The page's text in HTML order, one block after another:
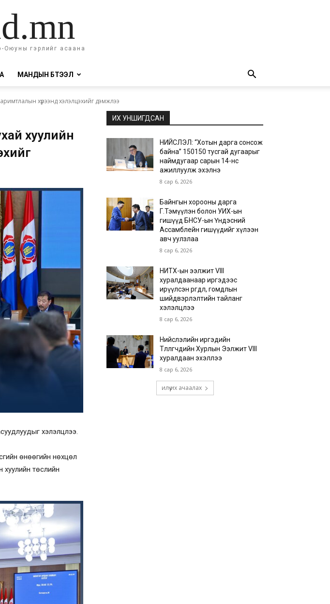
Оюуны гэрлийг асаана
МАНДЫН БҮТЭЭЛ
хүрээнд хэлэлцэхийг дэмжлээ
хуулийн
хэлэлцлээ.
өнөөгийн нөхцөл
хуулийн төслийн
ИХ УНШИГДСАН
НИЙСЛЭЛ: “Хотын дарга сонсож
байна” 150150 тусгай дугаарыг
наймдугаар сарын 14-нөөс
ажиллуулж эхэлнэ
8 сар 6, 2026
Байнгын хорооны дарга
Г.Тэмүүлэн болон УИХ-ын
гишүүд БНСУ-ын Үндэсний
Ассамблейн гишүүдийг хүлээн
авч уулзлаа
8 сар 6, 2026
НИТХ-ын ээлжит VIII
хуралдаанаар иргэдээс
ирүүлсэн өргөдөл, гомдлын
шийдвэрлэлтийн тайланг
хэлэлцлээ
8 сар 6, 2026
Нийслэлийн иргэдийн
Төлөөлөгчдийн Хурлын Ээлжит VIII
хуралдаан эхэллээ
8 сар 6, 2026
илүү их ачаалах